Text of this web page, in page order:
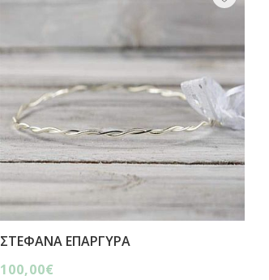
ΣΤΕΦΑΝΑ ΕΠΑΡΓΥΡΑ
100,00€